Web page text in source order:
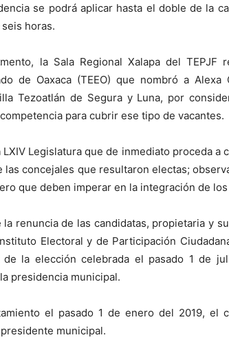
se podrá aplicar hasta el doble de la
horas.
la Sala Regional Xalapa del TEPJF
de Oaxaca (TEEO) que nombró a
Tezoatlán de Segura y Luna, por
para cubrir ese tipo de vacantes.
Legislatura que de inmediato proceda a
las concejales que resultaron electas;
que deben imperar en la integración de
renuncia de las candidatas, propietaria y
Electoral y de Participación
la elección celebrada el pasado 1 de
presidencia municipal.
el pasado 1 de enero del 2019, el
municipal.